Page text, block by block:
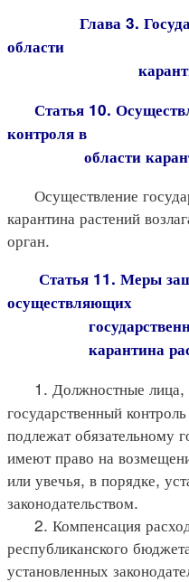
Глава 3.
области
карантина
Статья 10.
контроля в
области
Осуществление
карантина растений
орган.
Статья 11. Меры
осуществляющих
государственный
карантина
1. Должностные лица,
государственный
подлежат обязательному
имеют право на
или увечья, в порядке,
законодательством.
2. Компенсация
республиканского
установленных